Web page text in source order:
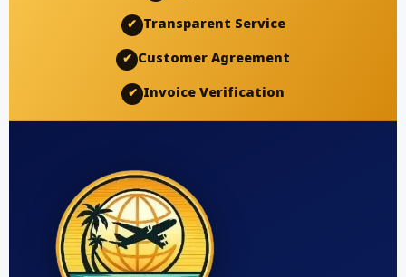
✔ Transparent Service
✔ Customer Agreement
✔ Invoice Verification